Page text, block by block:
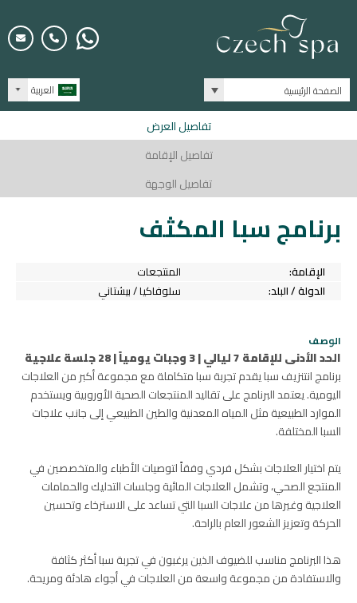
العربية الصفحة الرئيسية
تفاصيل العرض
تفاصيل الإقامة
تفاصيل الوجهة
برنامج سبا المكثف
الإقامة:
المنتجعات
الدولة / البلد:
سلوفاكيا / بيشتاني
الوصف
الحد الأدنى للإقامة 7 ليالي | 3 وجبات يومياً | 28 جلسة علاجية
برنامج انتنزيف سبا يقدم تجربة سبا متكاملة مع مجموعة أكبر من العلاجات
اليومية. يعتمد البرنامج على تقاليد المنتجعات الصحية الأوروبية ويستخدم
الموارد الطبيعية مثل المياه المعدنية والطين الطبيعي إلى جانب علاجات
السبا المختلفة.
يتم اختيار العلاجات بشكل فردي وفقاً لتوصيات الأطباء والمتخصصين في
المنتجع الصحي، وتشمل العلاجات المائية وجلسات التدليك والحمامات
العلاجية وغيرها من علاجات السبا التي تساعد على الاسترخاء وتحسين
الحركة وتعزيز الشعور العام بالراحة.
هذا البرنامج مناسب للضيوف الذين يرغبون في تجربة سبا أكثر كثافة
والاستفادة من مجموعة واسعة من العلاجات في أجواء هادئة ومريحة.